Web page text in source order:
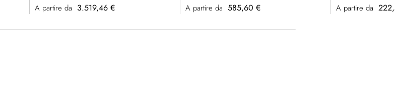
A partire da 3.519,46 € A partire da 585,60 € A partire da